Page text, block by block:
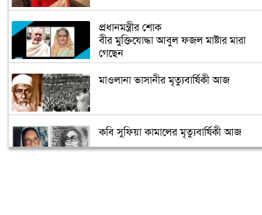
প্রধানমন্ত্রীর শোক
বীর মুক্তিযোদ্ধা আবুল ফজল মাষ্টার মারা
গেছেন
মাওলানা ভাসানীর মৃত্যুবার্ষিকী আজ
কবি সুফিয়া কামালের মৃত্যুবার্ষিকী আজ